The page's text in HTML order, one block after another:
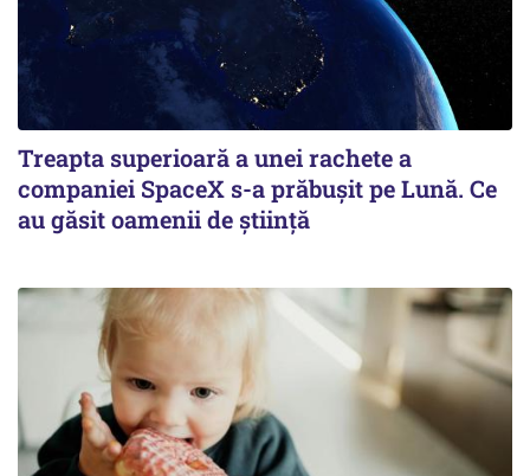
Treapta superioară a unei rachete a
companiei SpaceX s-a prăbușit pe Lună. Ce
au găsit oamenii de știință